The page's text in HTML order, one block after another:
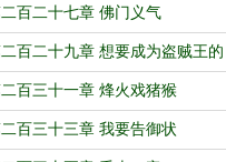
百二十七章 佛门义气
百二十九章 想要成为盗贼王的
百三十一章 烽火戏猪猴
百三十三章 我要告御状